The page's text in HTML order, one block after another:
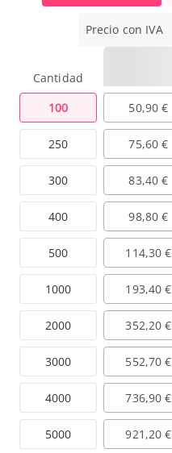
Precio con IVA
Cantidad
100
250
300
400
500
1000
2000
3000
4000
5000
50,90 €
75,60 €
83,40 €
98,80 €
114,30 €
193,40 €
352,20 €
552,70 €
736,90 €
921,20 €